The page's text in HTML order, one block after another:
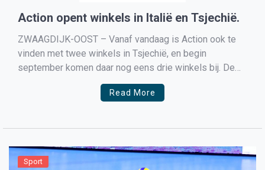
Action opent winkels in Italië en Tsjechië.
ZWAAGDIJK-OOST – Vanaf vandaag is Action ook te
vinden met twee winkels in Tsjechië, en begin
september komen daar nog eens drie winkels bij. De
eerste twee winkels staan in Hradec Králové en Kladno,
de overige winkels komen in Ostrava, Opva en Frýdek-
Read More
Sport